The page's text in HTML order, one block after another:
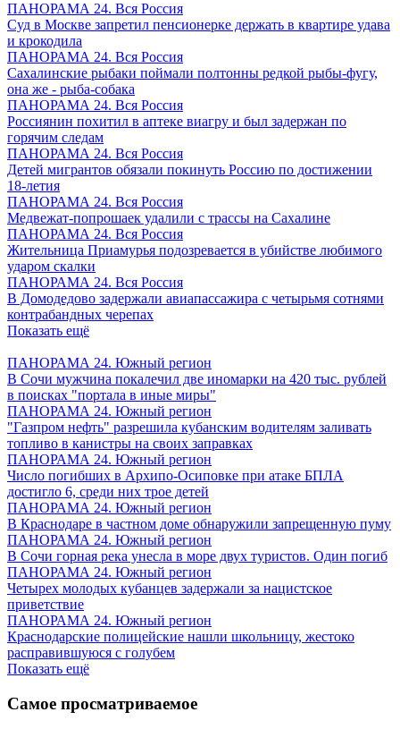
ПАНОРАМА 24. Вся Россия
Суд в Москве запретил пенсионерке держать в квартире удава
и крокодила
ПАНОРАМА 24. Вся Россия
Сахалинские рыбаки поймали полтонны редкой рыбы-фугу,
она же - рыба-собака
ПАНОРАМА 24. Вся Россия
Россиянин похитил в аптеке виагру и был задержан по
горячим следам
ПАНОРАМА 24. Вся Россия
Детей мигрантов обязали покинуть Россию по достижении
18-летия
ПАНОРАМА 24. Вся Россия
Медвежат-попрошаек удалили с трассы на Сахалине
ПАНОРАМА 24. Вся Россия
Жительница Приамурья подозревается в убийстве любимого
ударом скалки
ПАНОРАМА 24. Вся Россия
В Домодедово задержали авиапассажира с четырьмя сотнями
контрабандных черепах
Показать ещё
ПАНОРАМА 24. Южный регион
В Сочи мужчина покалечил две иномарки на 420 тыс. рублей
в поисках "портала в иные миры"
ПАНОРАМА 24. Южный регион
"Газпром нефть" разрешила кубанским водителям заливать
топливо в канистры на своих заправках
ПАНОРАМА 24. Южный регион
Число погибших в Архипо-Осиповке при атаке БПЛА
достигло 6, среди них трое детей
ПАНОРАМА 24. Южный регион
В Краснодаре в частном доме обнаружили запрещенную пуму
ПАНОРАМА 24. Южный регион
В Сочи горная река унесла в море двух туристов. Один погиб
ПАНОРАМА 24. Южный регион
Четырех молодых кубанцев задержали за нацистское
приветствие
ПАНОРАМА 24. Южный регион
Краснодарские полицейские нашли школьницу, жестоко
расправившуюся с голубем
Показать ещё
Самое просматриваемое